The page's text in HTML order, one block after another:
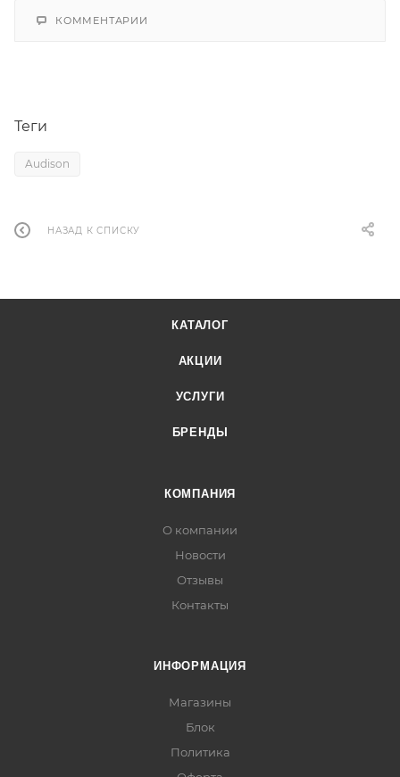
КОММЕНТАРИИ
Теги
Audison
НАЗАД К СПИСКУ
КАТАЛОГ
АКЦИИ
УСЛУГИ
БРЕНДЫ
КОМПАНИЯ
О компании
Новости
Отзывы
Контакты
ИНФОРМАЦИЯ
Магазины
Блок
Политика